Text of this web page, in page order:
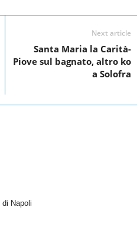
Next article
Santa Maria la Carità-
Piove sul bagnato, altro ko
a Solofra
Napoli